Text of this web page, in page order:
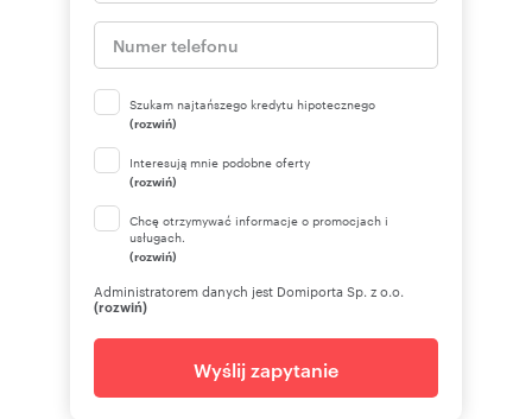
Szukam najtańszego kredytu hipotecznego
(rozwiń)
Interesują mnie podobne oferty
(rozwiń)
Chcę otrzymywać informacje o promocjach i
usługach.
(rozwiń)
Administratorem danych jest Domiporta Sp. z o.o.
(rozwiń)
Wyślij zapytanie